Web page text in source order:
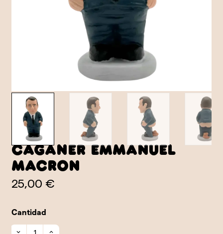
Caganer Emmanuel
Macron
25,00 €
Cantidad